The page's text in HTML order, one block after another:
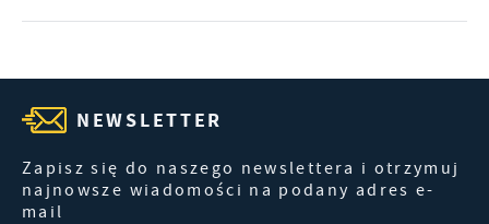
NEWSLETTER
Zapisz się do naszego newslettera i otrzymuj
najnowsze wiadomości na podany adres e-
mail